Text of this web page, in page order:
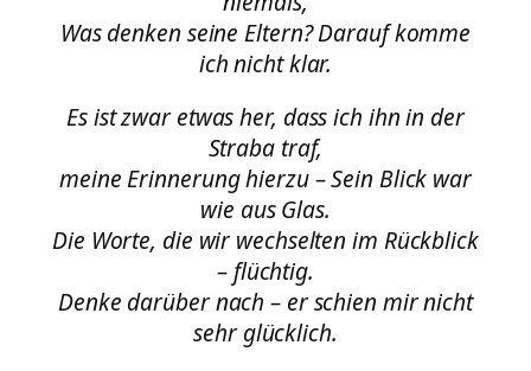
Was denken seine Eltern? Darauf komme
ich nicht klar.
Es ist zwar etwas her, dass ich ihn in der
Straba traf,
meine Erinnerung hierzu – Sein Blick war
wie aus Glas.
Die Worte, die wir wechselten im Rückblick
– flüchtig.
Denke darüber nach – er schien mir nicht
sehr glücklich.